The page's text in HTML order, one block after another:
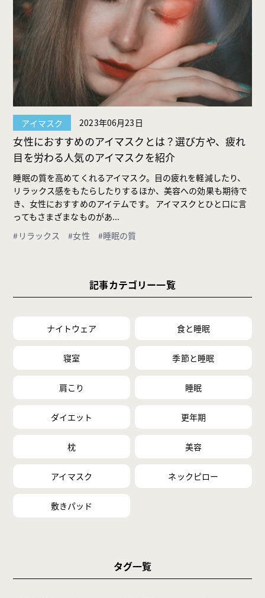
アイマスク 2023年06月23日
女性におすすめのアイマスクとは？選び方や、疲れ
目を労わる人気のアイマスクを紹介
睡眠の質を高めてくれるアイマスク。目の疲れを軽減したり、
リラックス感をもたらしたりするほか、美容への効果も期待で
き、女性におすすめのアイテムです。 アイマスクとひと口に言
ってもさまざまなものがあ...
#リラックス
#女性 #睡眠の質
記事カテゴリー一覧
ナイトウェア 食と睡眠
寝室 季節と睡眠
肩こり 睡眠
ダイエット 更年期
枕 美容
アイマスク ネックピロー
敷きパッド
タグ一覧